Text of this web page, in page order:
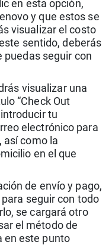
en esta opción,
y que estos se
visualizar el costo
sentido, deberás
puedas seguir con
visualizar una
“Check Out
tu
electrónico para
así como la
en el que
de envío y pago,
para seguir con todo
se cargará otro
el método de
en este punto